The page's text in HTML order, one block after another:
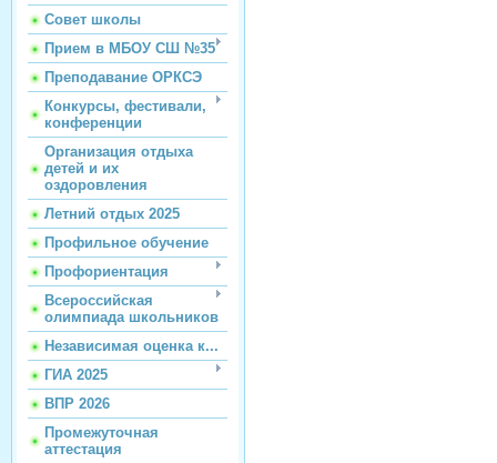
Совет школы
Прием в МБОУ СШ №35
Преподавание ОРКСЭ
Конкурсы, фестивали,
конференции
Организация отдыха
детей и их
оздоровления
Летний отдых 2025
Профильное обучение
Профориентация
Всероссийская
олимпиада школьников
Независимая оценка к...
ГИА 2025
ВПР 2026
Промежуточная
аттестация